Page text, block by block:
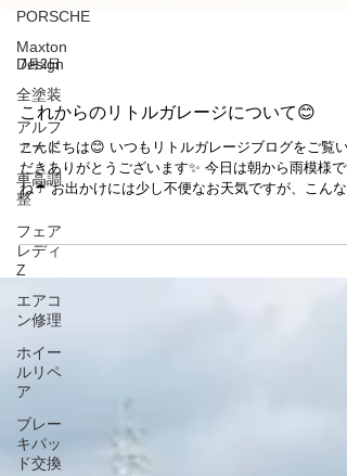
PORSCHE
Maxton
Design
全塗装
アルフ
ァード
車高調
整
フェア
レディ
Z
エアコ
ン修理
ホイー
ルリペ
ア
ブレー
キパッ
ド交換
7月2日
これからのリトルガレージについて😊
だきありがとうございます✨ 今日は朝から雨模様で
ね☔ お出かけには少し不便なお天気ですが、こんな
はゆっくり愛車のメンテナンスについて考えるのも
いかもしれません😊 さて、リトルガレージでは現在
お客様により快適にご利用いただける環境づくりに
環境や事務所のレイアウトなどを見直し、より良い
ービスをご提供できるよう計画を進めております。
りましたらブログやSNSにて改めてご案内させてい
だきます😊 準備期間中も通常通り営業しております
で、お車の点検やメンテナンス、カスタムなどのご